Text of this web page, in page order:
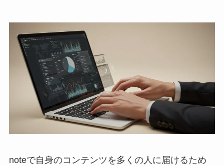
noteで自身のコンテンツを多くの人に届けるため